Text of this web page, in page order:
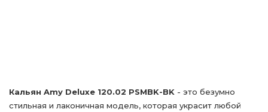
Кальян Amy Deluxe 120.02 PSMBK-BK - это безумно
стильная и лаконичная модель, которая украсит любой